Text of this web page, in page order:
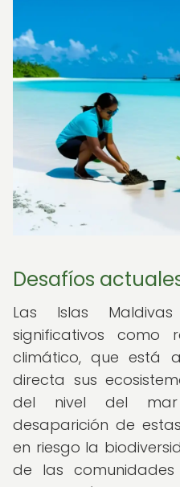
Desafíos
Las Islas
significativos como
climático, que está
directa sus
del nivel del
desaparición de
en riesgo la
de las